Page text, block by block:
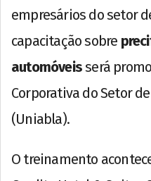
empresários do setor
capacitação sobre
automóveisserá
Corporativa do Setor
(Uniabla).
O treinamento